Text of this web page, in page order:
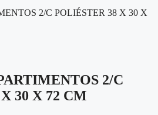
2/C
30 X 72 CM